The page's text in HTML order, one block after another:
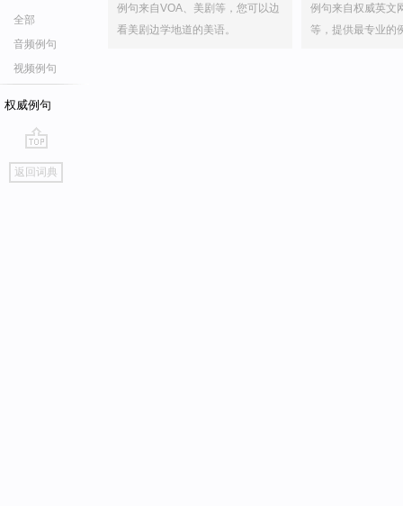
全部
音频例句
视频例句
权威例句
go
top
返回词典
例句来自VOA、美剧等，您可以边
看美剧边学地道的美语。
例句来自权威英文
等，提供最专业的